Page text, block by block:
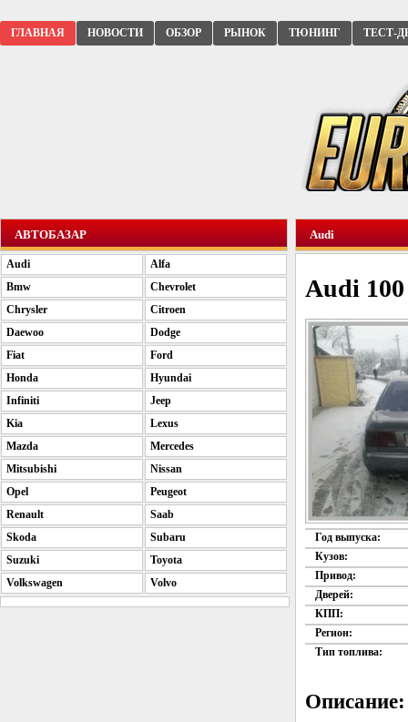
ГЛАВНАЯ НОВОСТИ ОБЗОР РЫНОК ТЮНИНГ ТЕСТ-
Audi
Audi
Год выпуска:
Кузов:
Привод:
Дверей:
КПП:
Регион:
Тип топлива:
Описание:
АВТОБАЗАР
Audi
Alfa
Bmw
Chevrolet
Chrysler
Citroen
Daewoo
Dodge
Fiat
Ford
Honda
Hyundai
Infiniti
Jeep
Kia
Lexus
Mazda
Mercedes
Mitsubishi
Nissan
Opel
Peugeot
Renault
Saab
Skoda
Subaru
Suzuki
Toyota
Volkswagen
Volvo